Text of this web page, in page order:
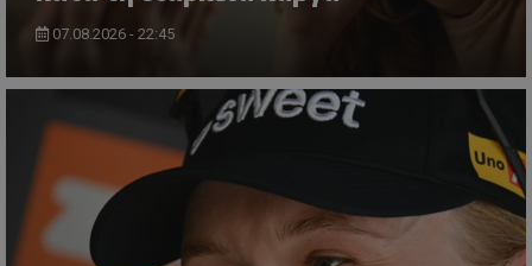
07.08.2026 - 22:45